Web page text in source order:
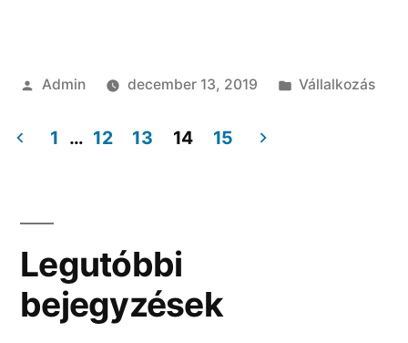
a
könyvelő
Szerző:
Admin december 13, 2019 Kategória:
Vállalkozás
navigáció
1 … 12 13 14 15
Legutóbbi
bejegyzések